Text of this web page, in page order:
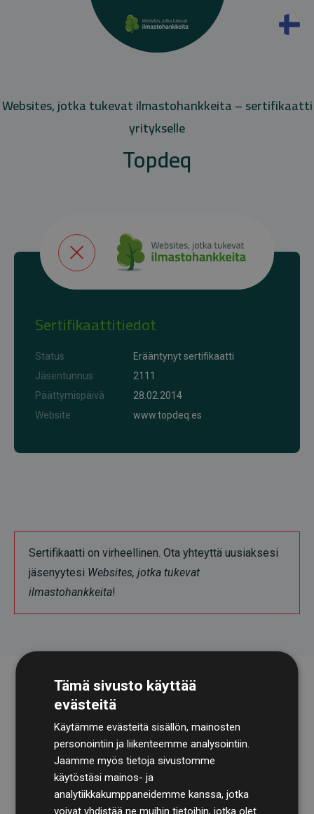
Websites, jotka tukevat ilmastohankkeita – sertifikaatti
yritykselle
Topdeq
Sertifikaattitiedot
Status
Erääntynyt sertifikaatti
Jäsentunnus
2111
Päättymispäivä
28.02.2014
Website
www.topdeq.es
Sertifikaatti on virheellinen. Ota yhteyttä uusiaksesi
jäsenyytesi Websites, jotka tukevat
ilmastohankkeita!
TilintarkastusyhtiöBDOkäy säännöllisesti läpi
laskelmamme ja menetelmämme varmistaakseen
Tämä sivusto käyttää
evästeitä
Käytämme evästeitä sisällön, mainosten
personointiin ja liikenteemme analysointiin.
Jaamme myös tietoja sivustomme
käytöstäsi mainos- ja
analytiikkakumppaneidemme kanssa, jotka
voivat yhdistää ne muihin tietoihin, jotka olet